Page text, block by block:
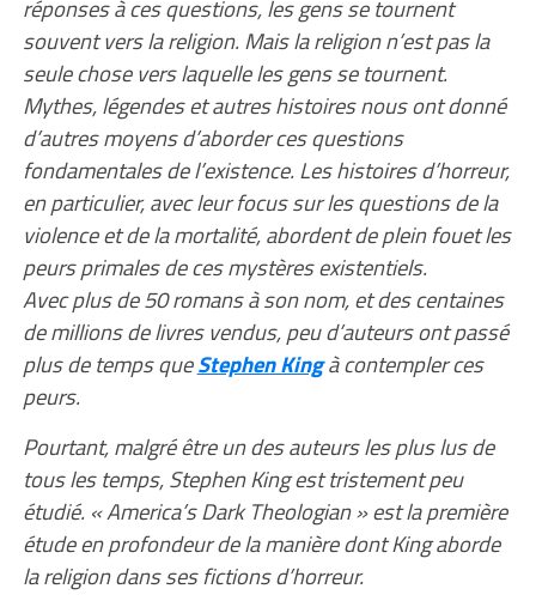
réponses à ces questions, les gens se tournent
souvent vers la religion. Mais la religion n’est pas la
seule chose vers laquelle les gens se tournent.
Mythes, légendes et autres histoires nous ont donné
d’autres moyens d’aborder ces questions
fondamentales de l’existence. Les histoires d’horreur,
en particulier, avec leur focus sur les questions de la
violence et de la mortalité, abordent de plein fouet les
peurs primales de ces mystères existentiels.
Avec plus de 50 romans à son nom, et des centaines
de millions de livres vendus, peu d’auteurs ont passé
plus de temps queStephen Kingà contempler ces
peurs.
Pourtant, malgré être un des auteurs les plus lus de
tous les temps, Stephen King est tristement peu
étudié. « America’s Dark Theologian » est la première
étude en profondeur de la manière dont King aborde
la religion dans ses fictions d’horreur.